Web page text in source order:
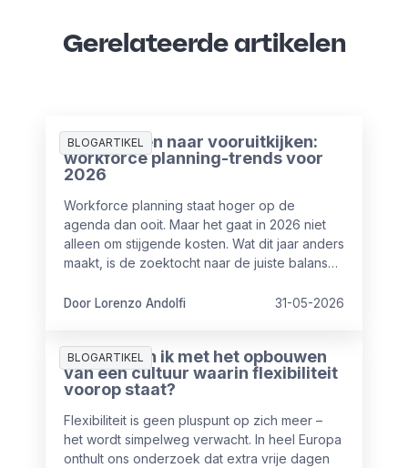
Gerelateerde artikelen
BLOGARTIKEL
Van plannen naar vooruitkijken:
workforce planning-trends voor
2026
Workforce planning staat hoger op de
agenda dan ooit. Maar het gaat in 2026 niet
alleen om stijgende kosten. Wat dit jaar anders
maakt, is de zoektocht naar de juiste balans
Door Lorenzo Andolfi 31-05-2026
BLOGARTIKEL
Waar begin ik met het opbouwen
van een cultuur waarin flexibiliteit
voorop staat?
Flexibiliteit is geen pluspunt op zich meer –
het wordt simpelweg verwacht. In heel Europa
onthult ons onderzoek dat extra vrije dagen